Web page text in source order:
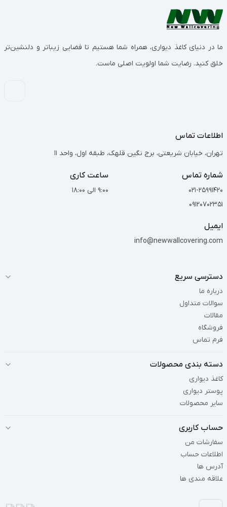
ما در دنیای کاغذ دیواری، همراه شما هستیم تا فضایی زیباتر و دلنشین‌تر
خلق کنید. رضایت شما اولویت اصلی ماست.
اطلاعات تماس
تهران، خیابان شریعتی، برج نگین قلهک، طبقه اول، واحد 11
شماره تماس
021-25991420
09120702351
ساعت کاری
9:00 الی 18:00
ایمیل
info@newwallcovering.com
دسترسی سریع
درباره ما
سوالات متداول
مقالات
فروشگاه
فرم تماس
دسته بندی محصولات
کاغذ دیواری
پوستر دیواری
سایر محصولات
حساب کاربری
سفارشات من
اطلاعات حساب
آدرس ها
علاقه مندی ها